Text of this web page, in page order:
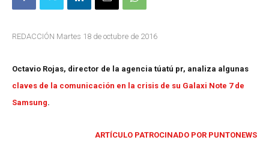
REDACCIÓN Martes 18 de octubre de 2016
Octavio Rojas, director de la agencia túatú pr, analiza algunas
claves de la comunicación en la crisis de su Galaxi Note 7 de
Samsung.
ARTÍCULO PATROCINADO POR PUNTONEWS